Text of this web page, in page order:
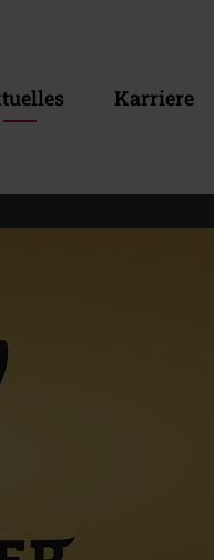
Karriere